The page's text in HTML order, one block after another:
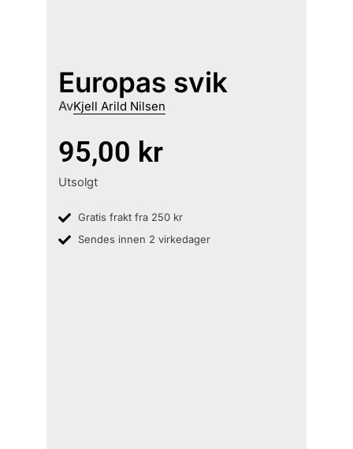
Europas svik
AvKjell Arild Nilsen
95,00 kr
Utsolgt
Gratis frakt fra 250 kr
Sendes innen 2 virkedager